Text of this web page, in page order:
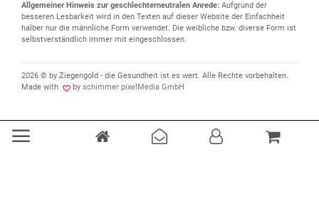
Allgemeiner Hinweis zur geschlechterneutralen Anrede: Aufgrund der
besseren Lesbarkeit wird in den Texten auf dieser Website der Einfachheit
halber nur die männliche Form verwendet. Die weibliche bzw. diverse Form ist
selbstverständlich immer mit eingeschlossen.
2026 © by Ziegengold - die Gesundheit ist es wert. Alle Rechte vorbehalten.
Made with
by schimmer pixelMedia GmbH